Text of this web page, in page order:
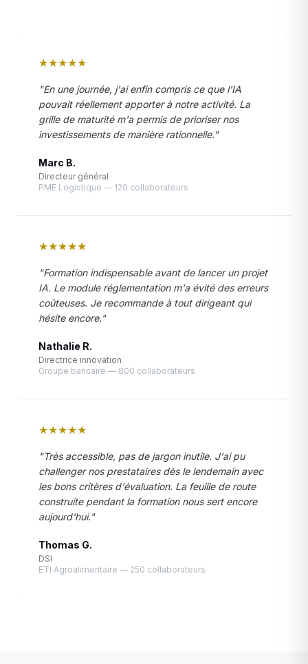
★★★★★
"En une journée, j'ai enfin compris ce que l'IA
pouvait réellement apporter à notre activité. La
grille de maturité m'a permis de prioriser nos
investissements de manière rationnelle."
Marc B.
Directeur général
PME Logistique — 120 collaborateurs
★★★★★
"Formation indispensable avant de lancer un projet
IA. Le module réglementation m'a évité des erreurs
coûteuses. Je recommande à tout dirigeant qui
hésite encore."
Nathalie R.
Directrice innovation
Groupe bancaire — 800 collaborateurs
★★★★★
"Très accessible, pas de jargon inutile. J'ai pu
challenger nos prestataires dès le lendemain avec
les bons critères d'évaluation. La feuille de route
construite pendant la formation nous sert encore
aujourd'hui."
Thomas G.
DSI
ETI Agroalimentaire — 250 collaborateurs